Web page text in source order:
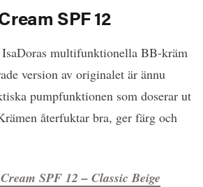
SPF 12
multifunktionella BB-kräm
version av originalet är ännu
pumpfunktionen som doserar ut
återfuktar bra, ger färg och
SPF 12 – Classic Beige